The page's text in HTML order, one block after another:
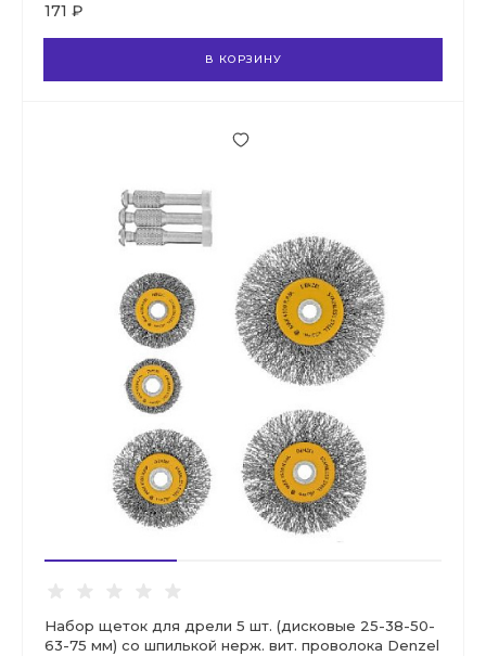
171 ₽
В КОРЗИНУ
Набор щеток для дрели 5 шт. (дисковые 25-38-50-
63-75 мм) со шпилькой нерж. вит. проволока Denzel